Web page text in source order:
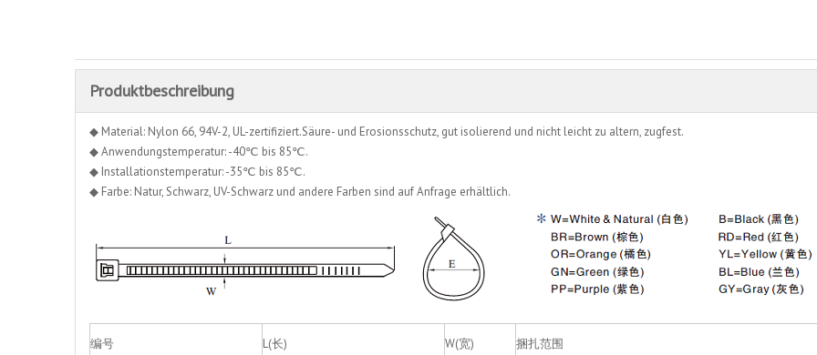
Produktbeschreibung
◆ Material: Nylon 66, 94V-2, UL-zertifiziert.Säure- und Erosionsschutz, gut isolierend und nicht leicht zu altern, zugfest.
◆ Anwendungstemperatur: -40℃ bis 85℃.
◆ Installationstemperatur: -35℃ bis 85℃.
◆ Farbe: Natur, Schwarz, UV-Schwarz und andere Farben sind auf Anfrage erhältlich.
编号
L(长)
W(宽)
捆扎范围